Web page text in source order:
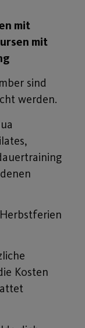
mit
mit
sind
werden.
Kosten